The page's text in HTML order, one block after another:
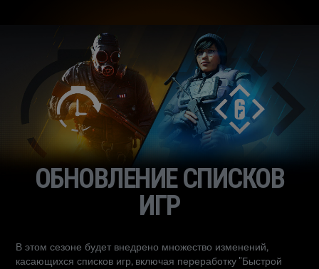
ОБНОВЛЕНИЕ СПИСКОВ
ИГР
В этом сезоне будет внедрено множество изменений,
касающихся списков игр, включая переработку "Быстрой